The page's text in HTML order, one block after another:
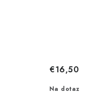
Na dotaz
€16,50